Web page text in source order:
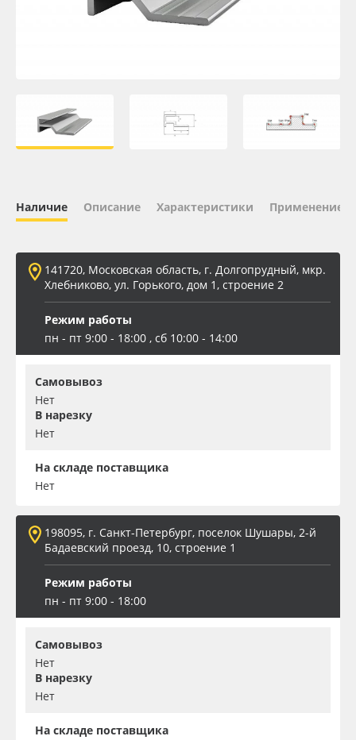
Плёнка монтажная Oratape
ПЭТ листовой
Баннер
Заготовки для сувениров
Наличие Описание Характеристики Применение
141720, Московская область, г. Долгопрудный, мкр.
Хлебниково, ул. Горького, дом 1, строение 2
Режим работы
пн - пт 9:00 - 18:00 , сб 10:00 - 14:00
Самовывоз
Нет
В нарезку
Нет
На складе поставщика
Нет
198095, г. Санкт-Петербург, поселок Шушары, 2-й
Бадаевский проезд, 10, строение 1
Режим работы
пн - пт 9:00 - 18:00
Самовывоз
Нет
В нарезку
Нет
На складе поставщика